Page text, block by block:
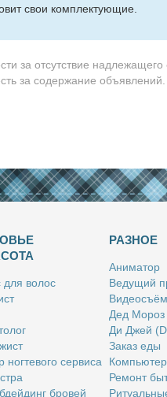
свои комплектующие.
за отсутствие
за содержание
для во­лос
ног­те­во­го сер­ви­са
бро­вей
РАЗНОЕ
Ани­ма­тор
Ве­ду­щий
Дед Мо­роз
Ди Джей
За­каз еды
Ре­монт